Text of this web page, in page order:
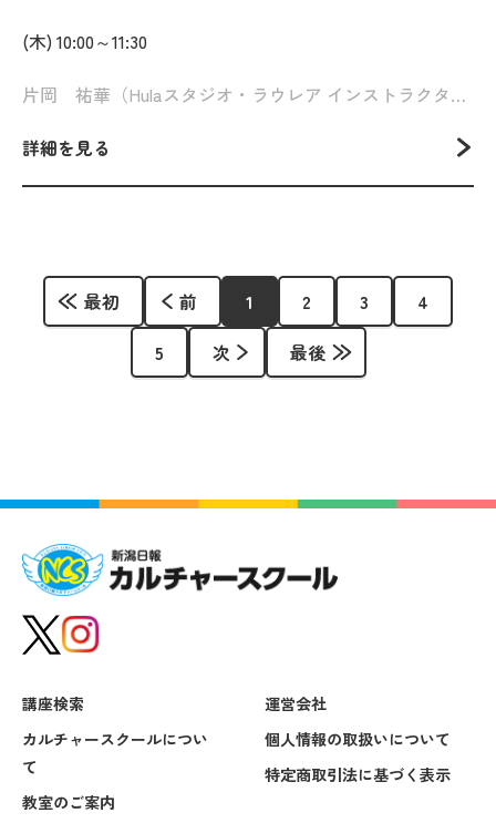
(木) 10:00～11:30
片岡 祐華（Hulaスタジオ・ラウレア インストラクター）
詳細を見る
最初 前 1 2 3
4
5
次 最後
講座検索
カルチャースクールについ
て
教室のご案内
運営会社
個人情報の取扱いについて
特定商取引法に基づく表示